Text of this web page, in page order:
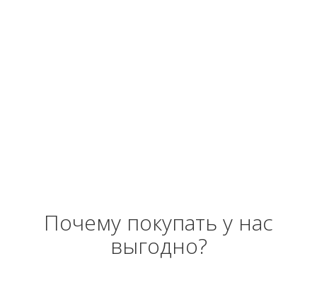
Почему покупать у нас
выгодно?